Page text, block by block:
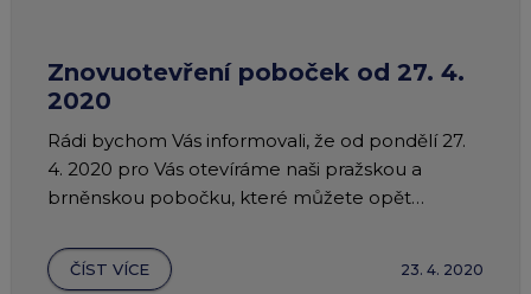
Znovuotevření poboček od 27. 4.
2020
Rádi bychom Vás informovali, že od pondělí 27.
4. 2020 pro Vás otevíráme naši pražskou a
brněnskou pobočku, které můžete opět
ČÍST VÍCE 23. 4. 2020